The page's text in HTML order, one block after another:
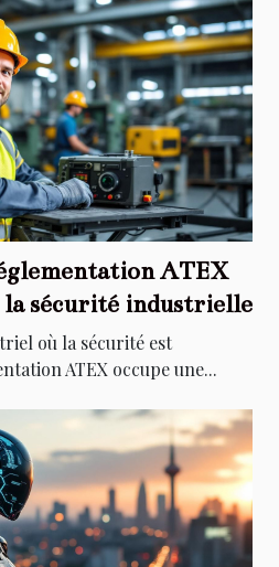
ATEX
la sécurité industrielle
où la sécurité est
ATEX occupe une...